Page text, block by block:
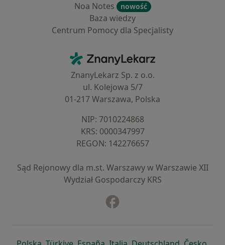
Noa Notes
nowość
Baza wiedzy
Centrum Pomocy dla Specjalisty
ZnanyLekarz - Strona główna
ZnanyLekarz Sp. z o.o.
ul. Kolejowa 5/7
01-217 Warszawa, Polska
NIP: ⁠7010224868
KRS: ⁠0000347997
REGON: ⁠142276657
Sąd Rejonowy dla m.st. Warszawy w Warszawie XII
Wydział Gospodarczy KRS